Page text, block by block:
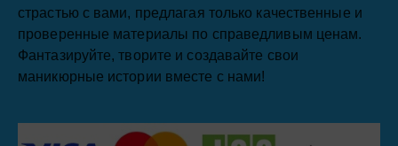
страстью с вами, предлагая только качественные и
проверенные материалы по справедливым ценам.
Фантазируйте, творите и создавайте свои
маникюрные истории вместе с нами!